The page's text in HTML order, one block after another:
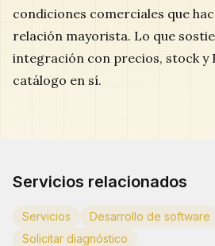
condiciones comerciales que
relación mayorista. Lo que
integración con precios, stock y
catálogo en sí.
Servicios relacionados
Servicios
Desarrollo de software
Solicitar diagnóstico